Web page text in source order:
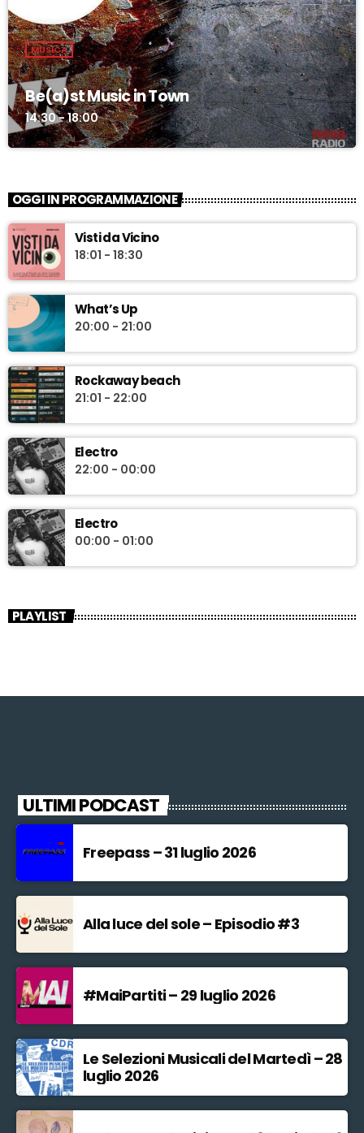
MUSICA
Be(a)st Music in Town
14:30 - 18:00
OGGI IN PROGRAMMAZIONE
Visti da Vicino
18:01 - 18:30
What’s Up
20:00 - 21:00
Rockaway beach
21:01 - 22:00
Electro
22:00 - 00:00
Electro
00:00 - 01:00
PLAYLIST
ULTIMI PODCAST
Freepass – 31 luglio 2026
Alla luce del sole – Episodio #3
#MaiPartiti – 29 luglio 2026
Le Selezioni Musicali del Martedì – 28
luglio 2026